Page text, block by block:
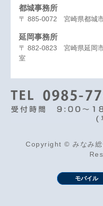
都城事務所
〒 885-0072 宮崎県都城
延岡事務所
〒 882-0823 宮崎県延岡
室
Copyright © みなみ
モバイル